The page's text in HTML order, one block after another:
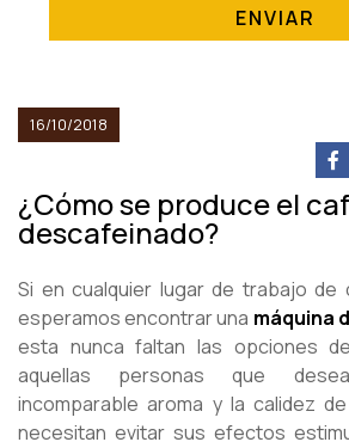
ENVIAR
16/10/2018
¿Cómo se produce el
descafeinado?
Si en cualquier lugar de trabajo de
esperamos encontrar una máquina
esta nunca faltan las opciones
aquellas personas que
incomparable aroma y la calidez
necesitan evitar sus efectos